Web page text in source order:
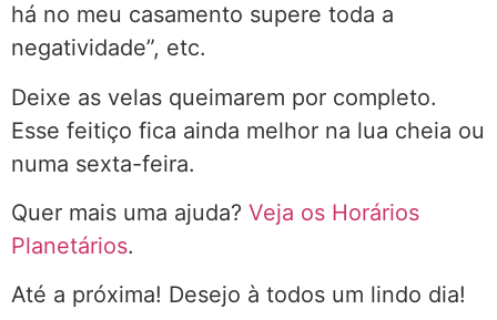
há no meu casamento supere toda a
negatividade”, etc.
Deixe as velas queimarem por completo.
Esse feitiço fica ainda melhor na lua cheia ou
numa sexta-feira.
Quer mais uma ajuda? Veja os Horários
Planetários.
Até a próxima! Desejo à todos um lindo dia!